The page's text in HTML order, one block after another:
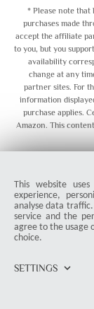
* Please note that
purchases made
accept the affiliate
to you, but you
availability
change at any
partner sites. For
information
purchase applies.
Amazon. This
ARTICLE
This website
experience,
analyse data
service and the
agree to the usage
choice.
SETTINGS keyboard_arrow_down